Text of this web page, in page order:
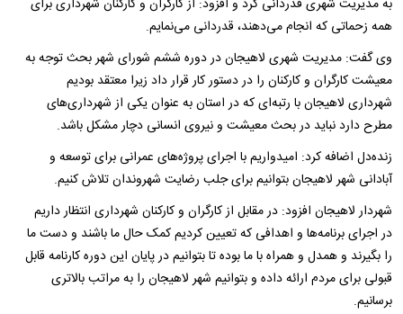
به مدیریت شهری قدردانی کرد و افزود: از کارگران و کارکنان شهرداری برای
همه زحماتی که انجام می‌دهند، قدردانی می‌نمایم.
وی گفت: مدیریت شهری لاهیجان در دوره ششم شورای شهر بحث توجه به
معیشت کارگران و کارکنان را در دستور کار قرار داد زیرا معتقد بودیم
شهرداری لاهیجان با رتبه‌ای که در استان به عنوان یکی از شهرداری‌های
مطرح دارد نباید در بحث معیشت و نیروی انسانی دچار مشکل باشد.
زنده‌دل اضافه کرد: امیدواریم با اجرای پروژه‌های عمرانی برای توسعه و
آبادانی شهر لاهیجان بتوانیم برای جلب رضایت شهروندان تلاش کنیم.
شهردار لاهیجان افزود: در مقابل از کارگران و کارکنان شهرداری انتظار داریم
در اجرای برنامه‌ها و اهدافی که تعیین کردیم کمک حال ما باشند و دست ما
را بگیرند و همدل و همراه با ما بوده تا بتوانیم در پایان این دوره کارنامه قابل
قبولی برای مردم ارائه داده و بتوانیم شهر لاهیجان را به مراتب بالاتری
برسانیم.